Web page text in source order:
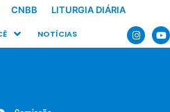
CNBB LITURGIA DIÁRIA
NOTÍCIAS